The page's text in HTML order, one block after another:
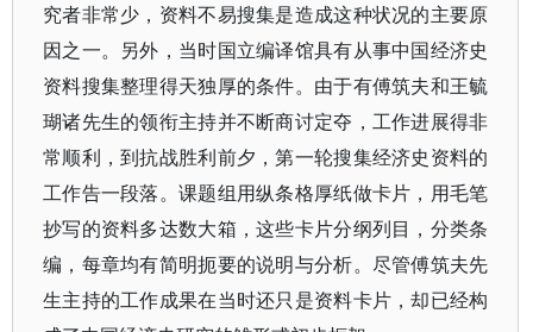
究者非常少，资料不易搜集是造成这种状况的主要原
因之一。另外，当时国立编译馆具有从事中国经济史
资料搜集整理得天独厚的条件。由于有傅筑夫和王毓
瑚诸先生的领衔主持并不断商讨定夺，工作进展得非
常顺利，到抗战胜利前夕，第一轮搜集经济史资料的
工作告一段落。课题组用纵条格厚纸做卡片，用毛笔
抄写的资料多达数大箱，这些卡片分纲列目，分类条
编，每章均有简明扼要的说明与分析。尽管傅筑夫先
生主持的工作成果在当时还只是资料卡片，却已经构